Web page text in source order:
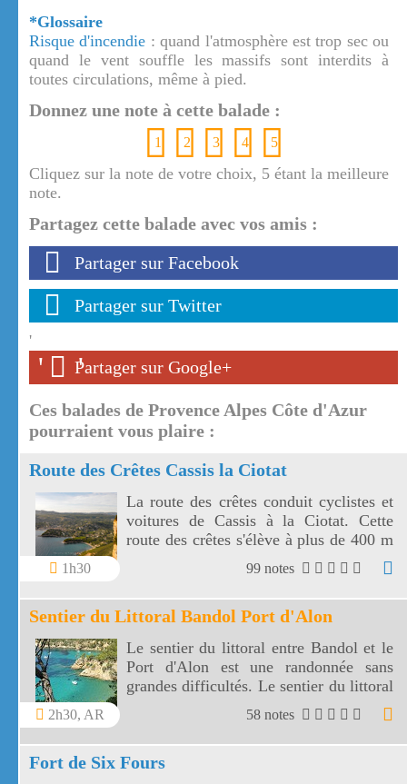
*Glossaire
Risque d'incendie : quand l'atmosphère est trop sec ou
quand le vent souffle les massifs sont interdits à
toutes circulations, même à pied.
Donnez une note à cette balade :
1 2 3 4 5
Cliquez sur la note de votre choix, 5 étant la meilleure
note.
Partagez cette balade avec vos amis :
Partager sur Facebook
Partager sur Twitter
'
' '
Partager sur Google+
Ces balades de Provence Alpes Côte d'Azur
pourraient vous plaire :
Route des Crêtes Cassis la Ciotat
1h30
La route des crêtes conduit cyclistes et
voitures de Cassis à la Ciotat. Cette
route des crêtes s'élève à plus de 400 m
et surplombe la mer au travers plusieurs
99 notes
Sentier du Littoral Bandol Port d'Alon
2h30, AR
Le sentier du littoral entre Bandol et le
Port d'Alon est une randonnée sans
grandes difficultés. Le sentier du littoral
Bandol Port d'Alon offre des paysages
58 notes
Fort de Six Fours